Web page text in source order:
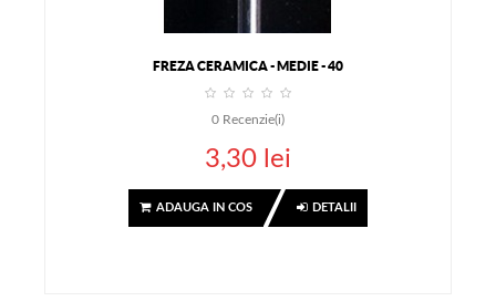
FREZA CERAMICA - MEDIE - 40
0 Recenzie(i)
3,30 lei
ADAUGA IN COS DETALII